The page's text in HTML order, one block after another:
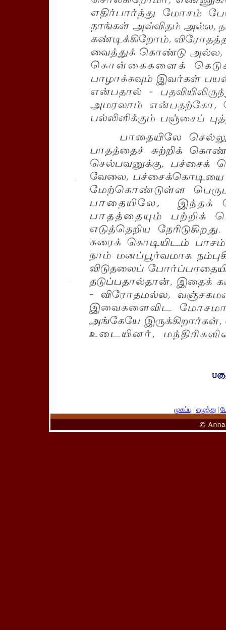
முகப்பு | எழுத்து |